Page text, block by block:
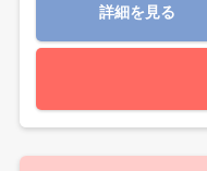
詳細を見る